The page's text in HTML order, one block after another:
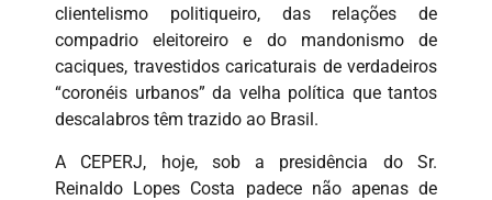
clientelismo politiqueiro, das relações de
compadrio eleitoreiro e do mandonismo de
caciques, travestidos caricaturais de verdadeiros
“coronéis urbanos” da velha política que tantos
descalabros têm trazido ao Brasil.
A CEPERJ, hoje, sob a presidência do Sr.
Reinaldo Lopes Costa padece não apenas de